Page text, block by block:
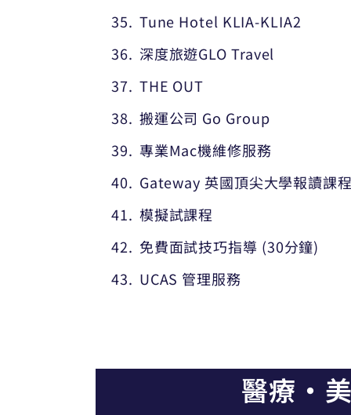
Tune Hotel KLIA-KLIA2
深度旅遊GLO Travel
THE OUT
搬運公司 Go Group
專業Mac機維修服務
Gateway 英國頂尖大學報讀課
模擬試課程
免費面試技巧指導 (30分鐘)
UCAS 管理服務
醫療・